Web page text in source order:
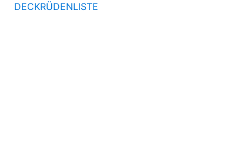
DECKRÜDENLISTE